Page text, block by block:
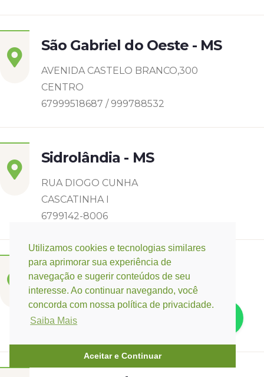
Utilizamos cookies e tecnologias similares
para aprimorar sua experiência de
navegação e sugerir conteúdos de seu
interesse. Ao continuar navegando, você
concorda com nossa política de privacidade.
Saiba Mais
Aceitar e Continuar
São Gabriel do Oeste - MS
AVENIDA CASTELO BRANCO,300
CENTRO
67999518687 / 999788532
Sidrolândia - MS
RUA DIOGO CUNHA
CASCATINHA I
6799142-8006
Três Lagoas - MS
Rua Eurídice Chagas Cruz, 2675
Centro
(67) 9 9249-5406